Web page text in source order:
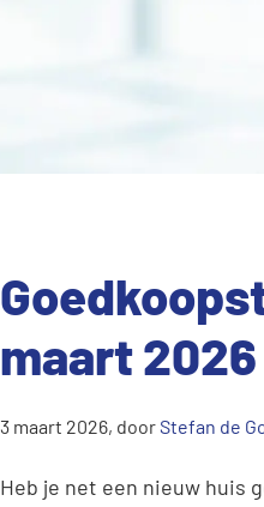
maart 2026
3 maart 2026, doorStefan de
Heb je net een nieuw huis